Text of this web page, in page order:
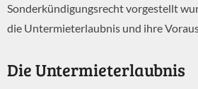
Sonderkündigungsrecht vorgestellt
die Untermieterlaubnis und ihre
Die Untermieterlaubnis